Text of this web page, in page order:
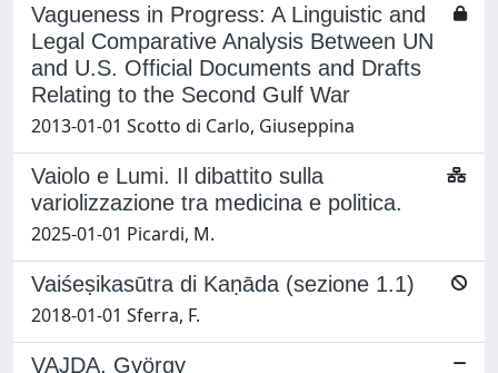
Vagueness in Progress: A Linguistic and
Legal Comparative Analysis Between UN
and U.S. Official Documents and Drafts
Relating to the Second Gulf War
2013-01-01 Scotto di Carlo, Giuseppina
Vaiolo e Lumi. Il dibattito sulla
variolizzazione tra medicina e politica.
2025-01-01 Picardi, M.
Vaiśeṣikasūtra di Kaṇāda (sezione 1.1)
2018-01-01 Sferra, F.
VAJDA, György